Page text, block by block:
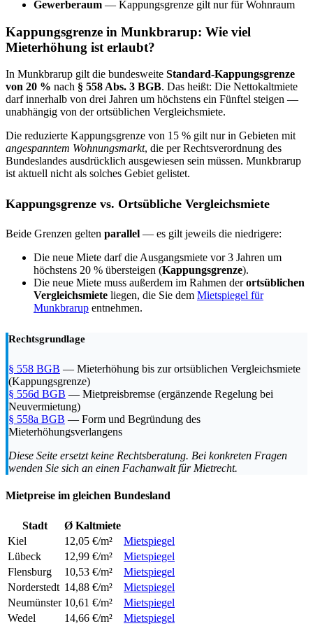
Gewerberaum — Kappungsgrenze gilt nur für Wohnraum
Kappungsgrenze in Munkbrarup: Wie viel
Mieterhöhung ist erlaubt?
In Munkbrarup gilt die bundesweite Standard-Kappungsgrenze
von 20 % nach § 558 Abs. 3 BGB. Das heißt: Die Nettokaltmiete
darf innerhalb von drei Jahren um höchstens ein Fünftel steigen —
unabhängig von der ortsüblichen Vergleichsmiete.
Die reduzierte Kappungsgrenze von 15 % gilt nur in Gebieten mit
angespanntem Wohnungsmarkt, die per Rechtsverordnung des
Bundeslandes ausdrücklich ausgewiesen sein müssen. Munkbrarup
ist aktuell nicht als solches Gebiet gelistet.
Kappungsgrenze vs. Ortsübliche Vergleichsmiete
Beide Grenzen gelten parallel — es gilt jeweils die niedrigere:
Die neue Miete darf die Ausgangsmiete vor 3 Jahren um
höchstens 20 % übersteigen (Kappungsgrenze).
Die neue Miete muss außerdem im Rahmen derortsüblichen
Vergleichsmiete liegen, die Sie dem Mietspiegel für
Munkbrarup entnehmen.
Rechtsgrundlage
§ 558 BGB — Mieterhöhung bis zur ortsüblichen Vergleichsmiete
(Kappungsgrenze)
§ 556d BGB — Mietpreisbremse (ergänzende Regelung bei
Neuvermietung)
§ 558a BGB — Form und Begründung des
Mieterhöhungsverlangens
Diese Seite ersetzt keine Rechtsberatung. Bei konkreten Fragen
wenden Sie sich an einen Fachanwalt für Mietrecht.
Mietpreise im gleichen Bundesland
Stadt
Ø Kaltmiete
Kiel
12,05 €/m²
Mietspiegel
Lübeck
12,99 €/m²
Mietspiegel
Flensburg
10,53 €/m²
Mietspiegel
Norderstedt 14,88 €/m²
Mietspiegel
Neumünster 10,61 €/m²
Mietspiegel
Wedel
14,66 €/m²
Mietspiegel